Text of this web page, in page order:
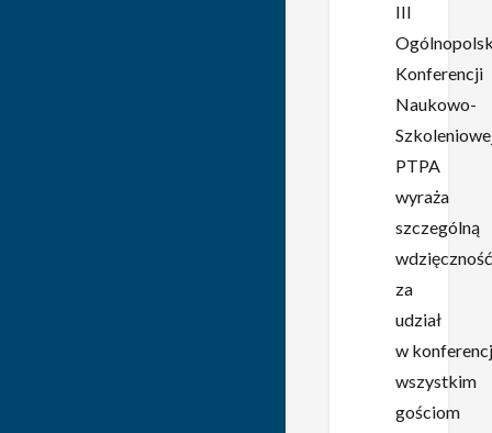
III
Konferencji
Naukowo-
PTPA
wyraża
szczególną
wdzięczność
za
udział
w
wszystkim
gościom